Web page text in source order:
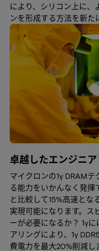
により、シリコン上に、
ンを形成する方法を新た
卓越したエンジニ
マイクロンの1γ DRAMテ
る能力をいかんなく発揮
と比較して15%高速と
実現可能になります。ス
ーが必要になるか？ 1γ
アリングにより、1γ
費電力を最大20%削減し